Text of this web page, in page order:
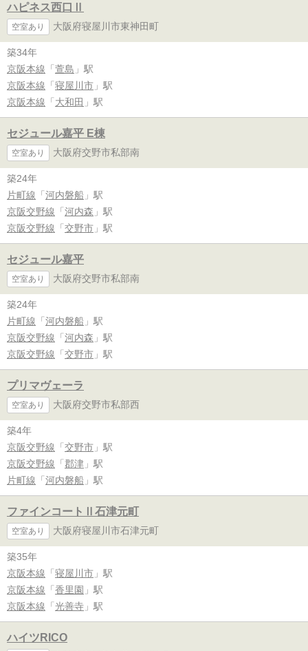
ハピネス西口Ⅱ
空室あり 大阪府寝屋川市東神田町
築34年
京阪本線 「 萱島 」駅
京阪本線 「 寝屋川市 」駅
京阪本線 「 大和田 」駅
セジュール嘉平 E棟
空室あり 大阪府交野市私部南
築24年
片町線 「 河内磐船 」駅
京阪交野線 「 河内森 」駅
京阪交野線 「 交野市 」駅
セジュール嘉平
空室あり 大阪府交野市私部南
築24年
片町線 「 河内磐船 」駅
京阪交野線 「 河内森 」駅
京阪交野線 「 交野市 」駅
プリマヴェーラ
空室あり 大阪府交野市私部西
築4年
京阪交野線 「 交野市 」駅
京阪交野線 「 郡津 」駅
片町線 「 河内磐船 」駅
ファインコートⅡ石津元町
空室あり 大阪府寝屋川市石津元町
築35年
京阪本線 「 寝屋川市 」駅
京阪本線 「 香里園 」駅
京阪本線 「 光善寺 」駅
ハイツRICO